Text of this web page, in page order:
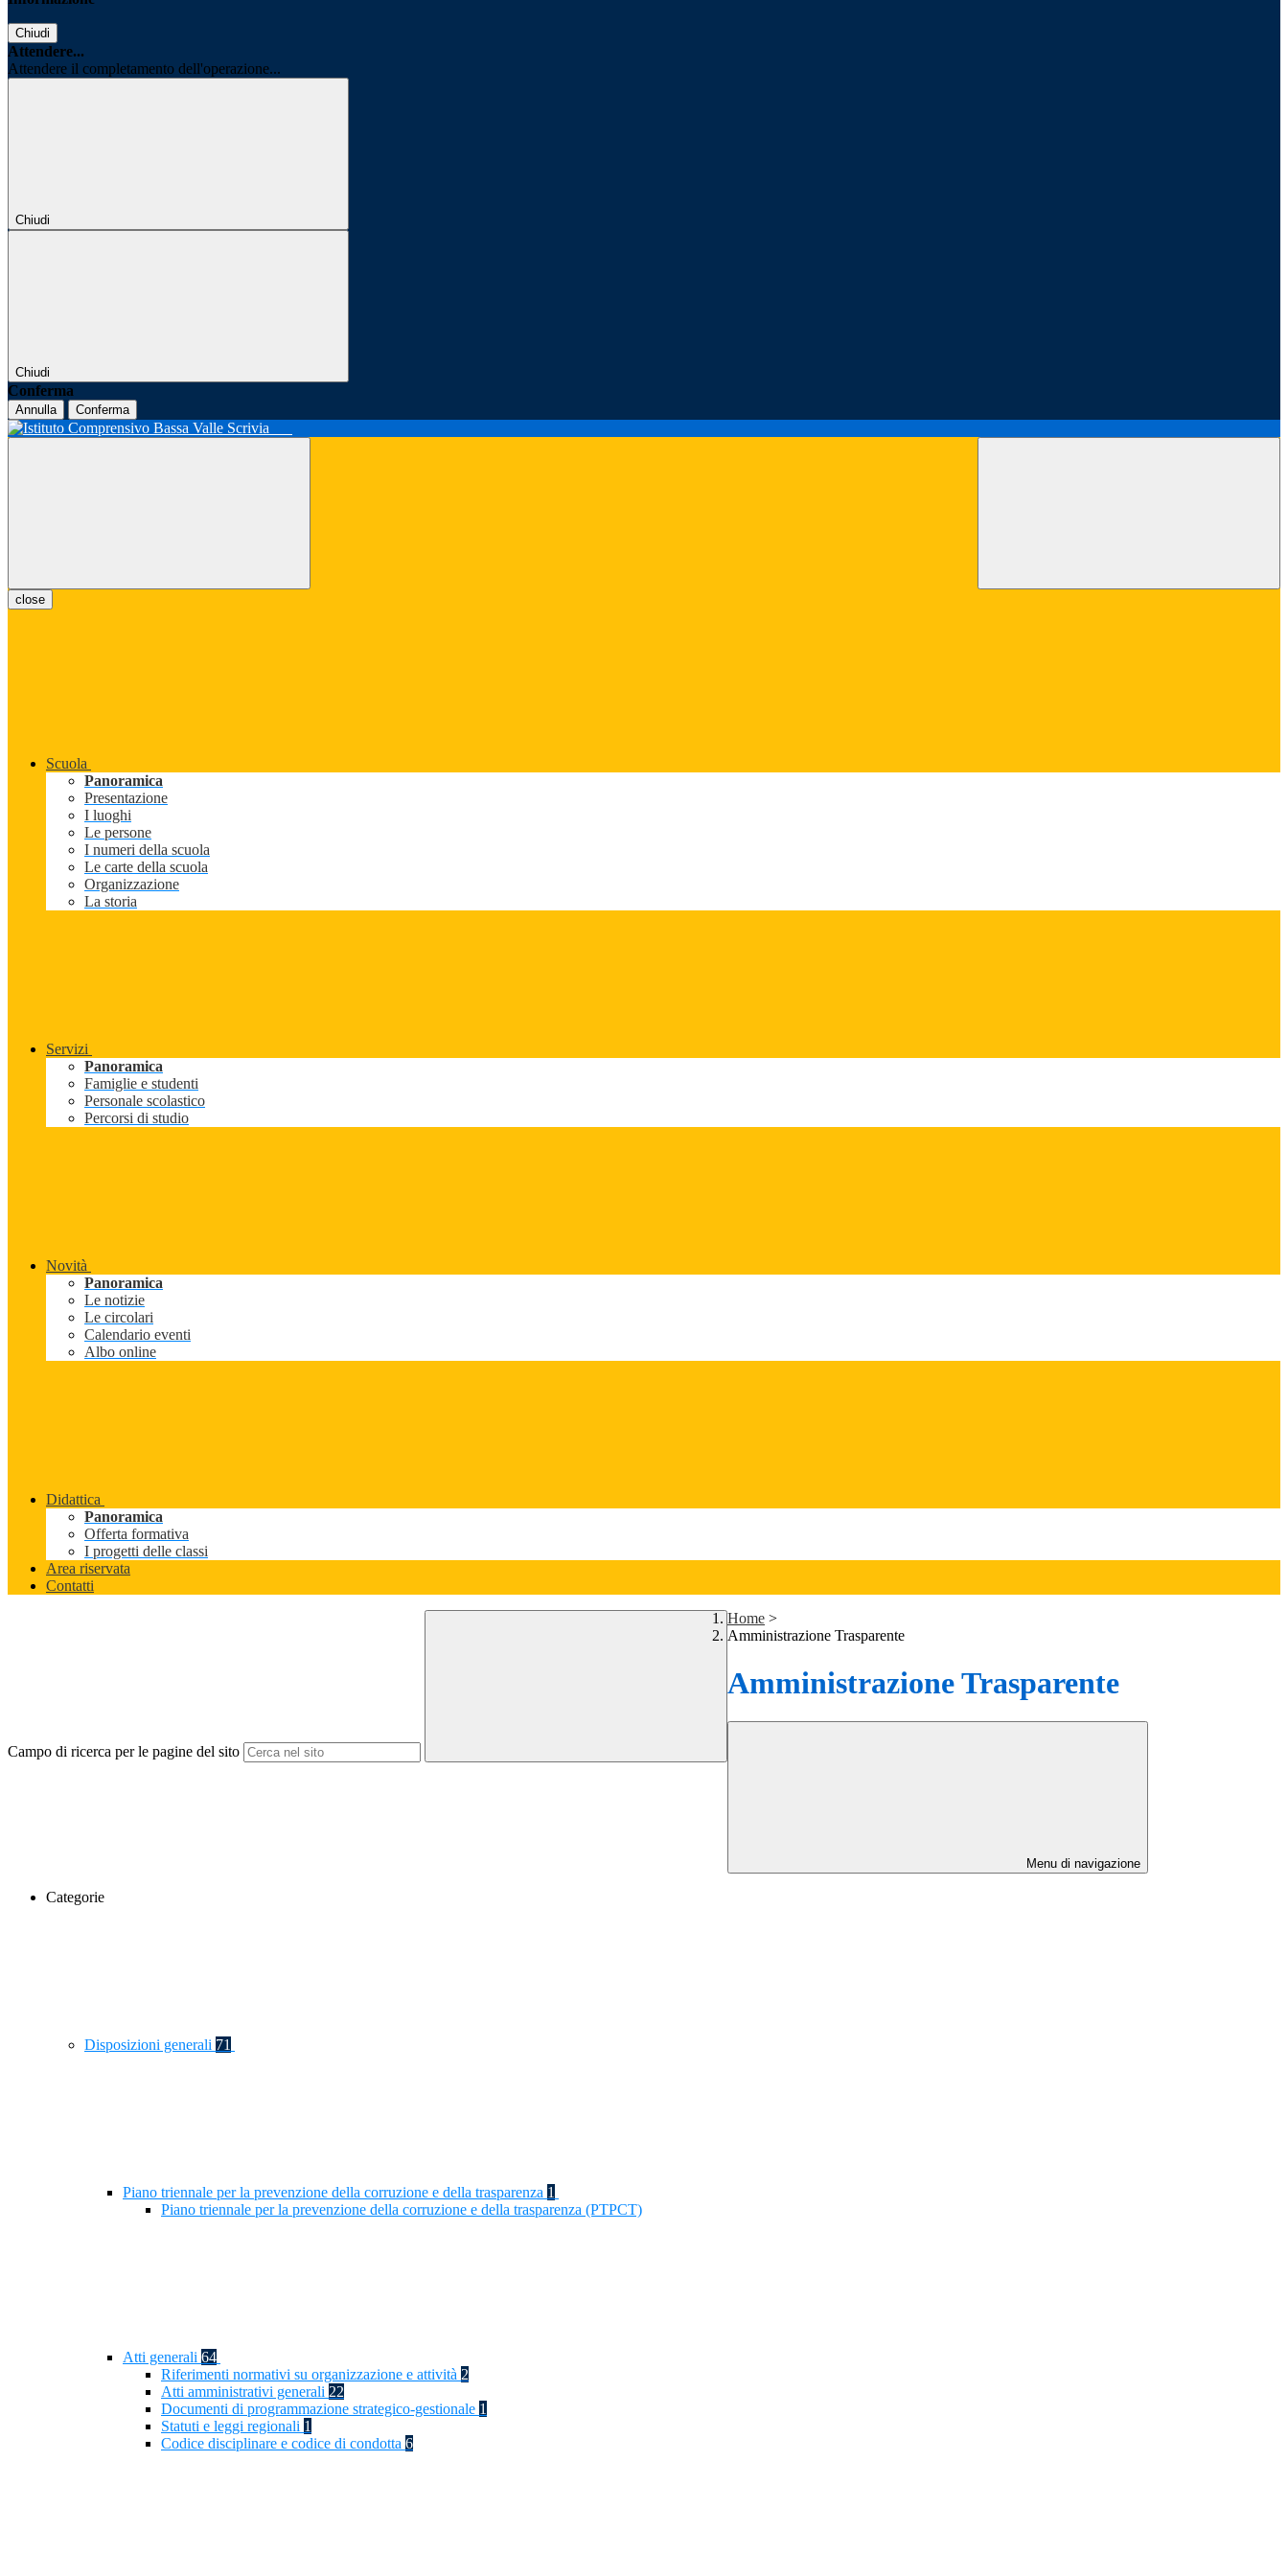
Chiudi
Attendere...
Attendere il completamento dell'operazione...
Chiudi
Chiudi
Conferma
Annulla Conferma
close
Scuola
Panoramica
Presentazione
I luoghi
Le persone
I numeri della scuola
Le carte della scuola
Organizzazione
La storia
Servizi
Panoramica
Famiglie e studenti
Personale scolastico
Percorsi di studio
Novità
Panoramica
Le notizie
Le circolari
Calendario eventi
Albo online
Didattica
Panoramica
Offerta formativa
I progetti delle classi
Area riservata
Contatti
Campo di ricerca per le pagine del sito
Home >
Amministrazione Trasparente
Amministrazione Trasparente
Menu di navigazione
Categorie
Disposizioni generali 71
Piano triennale per la prevenzione della corruzione e della trasparenza 1
Piano triennale per la prevenzione della corruzione e della trasparenza (PTPCT)
Atti generali 64
Riferimenti normativi su organizzazione e attività 2
Atti amministrativi generali 22
Documenti di programmazione strategico-gestionale 1
Statuti e leggi regionali 1
Codice disciplinare e codice di condotta 6